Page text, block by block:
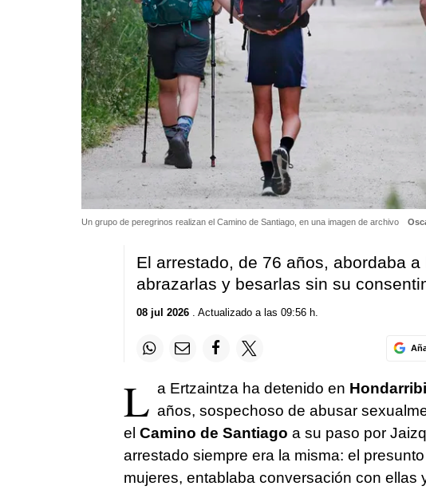
Un grupo de peregrinos realizan el Camino de Santiago, en una imagen de archivo
El arrestado, de 76 años, abordaba
abrazarlas y besarlas sin su
08 jul 2026. Actualizado a las 09:56 h.
L a Ertzaintza ha detenido en
años, sospechoso de abusar
el Camino de Santiago a su paso por
arrestado siempre era la misma: el
mujeres, entablaba conversación con ellas